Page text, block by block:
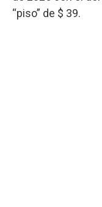
“piso” de $ 39.